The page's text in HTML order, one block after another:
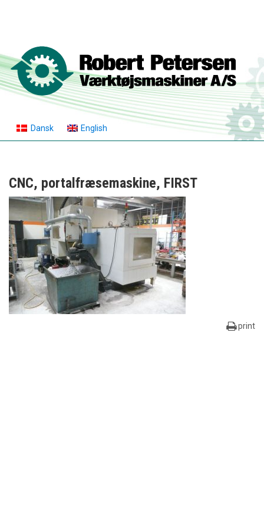
Dansk English
CNC, portalfræsemaskine, FIRST
print